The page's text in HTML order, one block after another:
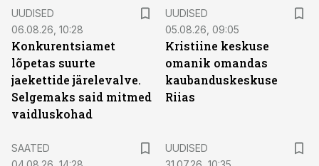
UUDISED
06.08.26, 10:28
Konkurentsiamet
lõpetas suurte
jaekettide järelevalve.
Selgemaks said mitmed
vaidluskohad
UUDISED
05.08.26, 09:05
Kristiine keskuse
omanik omandas
kaubanduskeskuse
Riias
SAATED
UUDISED